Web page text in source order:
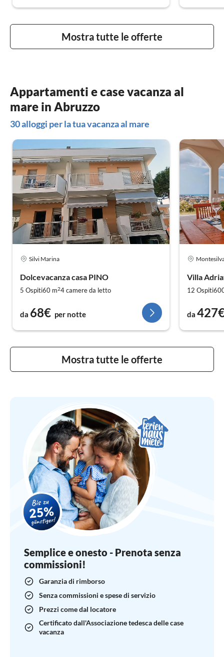
Mostra tutte le offerte
Appartamenti e case vacanza al
mare in Abruzzo
30 alloggi per la tua vacanza al mare
Silvi Marina
Dolcevacanza casa PINO
5 Ospiti60 m24camere da letto
da 68€ per notte
Villa
12 Ospiti
da
Mostra tutte le offerte
Semplice e onesto - Prenota senza
commissioni!
Garanzia di rimborso
Senza commissioni e spese di servizio
Prezzi come dal locatore
Certificato dall'Associazione tedesca delle case
vacanza